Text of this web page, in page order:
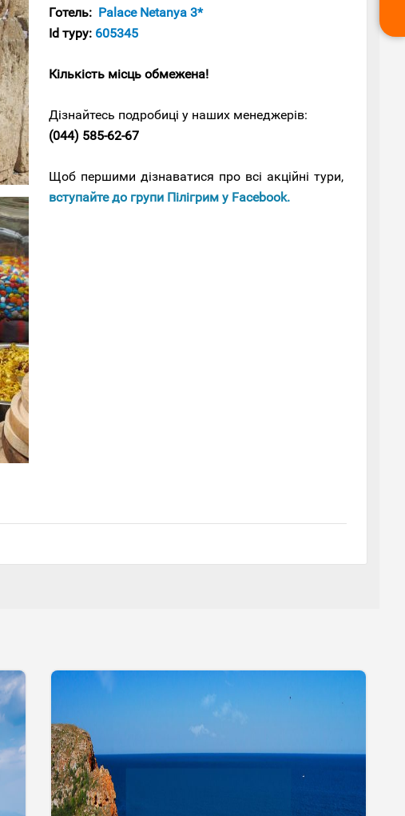
Готель: Palace Netanya 3*
Id туру: 605345
Кількість місць обмежена!
Дізнайтесь подробиці у наших менеджерів:
(044) 585-62-67
Щоб першими дізнаватися про всі акційні тури,
вступайте до групи Пілігрим у Facebook.